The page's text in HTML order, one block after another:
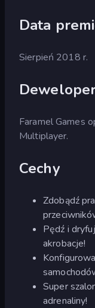
Data
Sierpień 2018 r.
Faramel Games
Multiplayer.
Cechy
Zdobądź
Pędź i
akrobacje!
Super
adrenaliny!